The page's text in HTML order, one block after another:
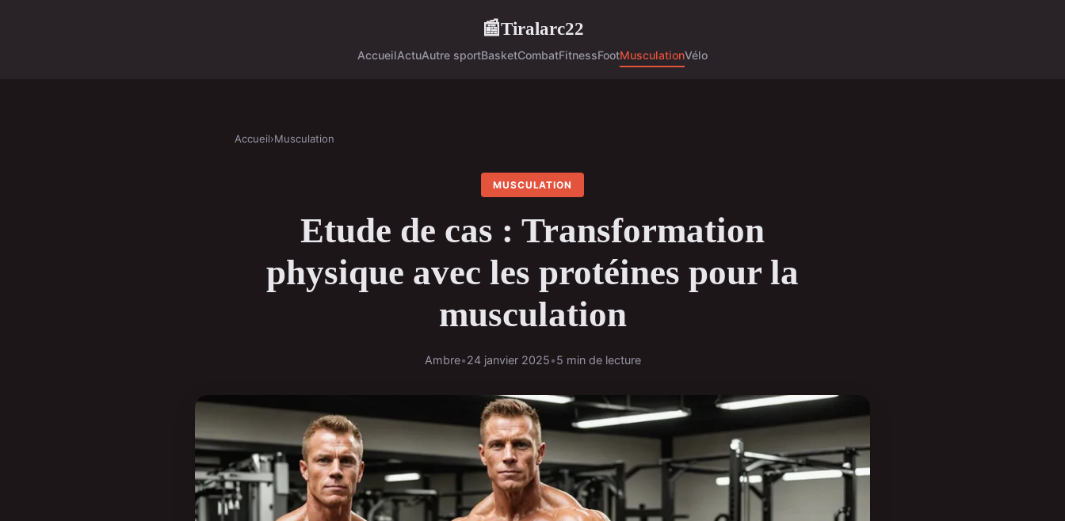
📰Tiralarc22
AccueilActuAutre sportBasketCombatFitnessFootMusculationVélo
Accueil›Musculation
MUSCULATION
Etude de cas : Transformation
physique avec les protéines pour la
musculation
Ambre•24 janvier 2025•5 min de lecture